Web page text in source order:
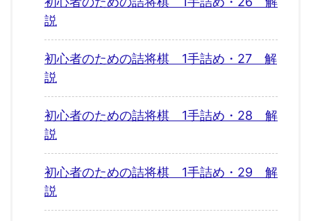
説
初心者のための詰将棋 1手詰め・27 解
説
初心者のための詰将棋 1手詰め・28 解
説
初心者のための詰将棋 1手詰め・29 解
説